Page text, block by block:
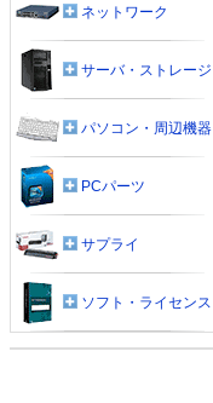
ネットワーク
サーバ・ストレージ
パソコン・周辺機器
PCパーツ
サプライ
ソフト・ライセンス